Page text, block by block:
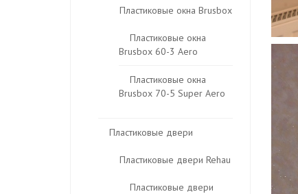
Пластиковые окна Brusbox
Пластиковые окна
Brusbox 60-3 Aero
Пластиковые окна
Brusbox 70-5 Super Aero
Пластиковые двери
Пластиковые двери Rehau
Пластиковые двери